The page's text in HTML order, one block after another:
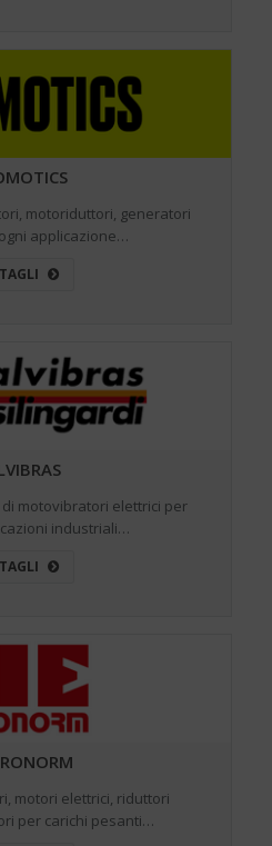
motoriduttori, generatori
applicazione…
motovibratori elettrici per
industriali…
motori elettrici, riduttori
per carichi pesanti…